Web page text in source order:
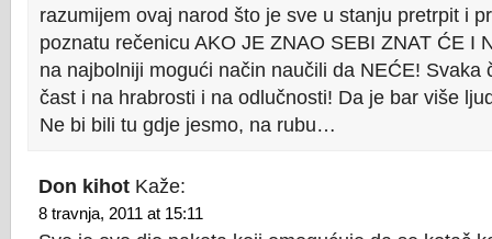
razumijem ovaj narod što je sve u stanju pretrpit i
poznatu rečenicu AKO JE ZNAO SEBI ZNAT ĆE I
na najbolniji mogući način naučili da NEĆE! Svaka
čast i na hrabrosti i na odlučnosti! Da je bar više
Ne bi bili tu gdje jesmo, na rubu…
Don kihot Kaže:
8 travnja, 2011 at 15:11